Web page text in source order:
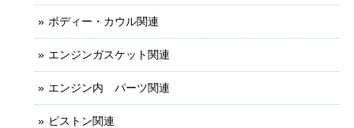
ボディー・カウル関連
エンジンガスケット関連
エンジン内 パーツ関連
ピストン関連